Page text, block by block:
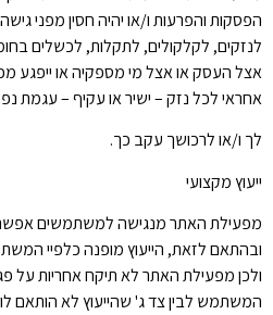
הפסקות והפרעות ו/או יהיה חסין מפני
לנזקים, לקלקולים, לתקלות, לכשלים
אצל העסק או אצל מי מספקיה או ייפגע
אחראי לכל נזק – ישיר או עקיף – עגמת
לך ו/או לרכושך עקב כך.
ייעוץ מקצועי
מפעילת האתר מנגישה למשתמשים
ובהתאם לזאת, הייעוץ מופנה כלפיי
ולכן מפעילת האתר לא תיקח אחריות על
המשתמש לבין צד ג' שהייעוץ לא הותאם לו